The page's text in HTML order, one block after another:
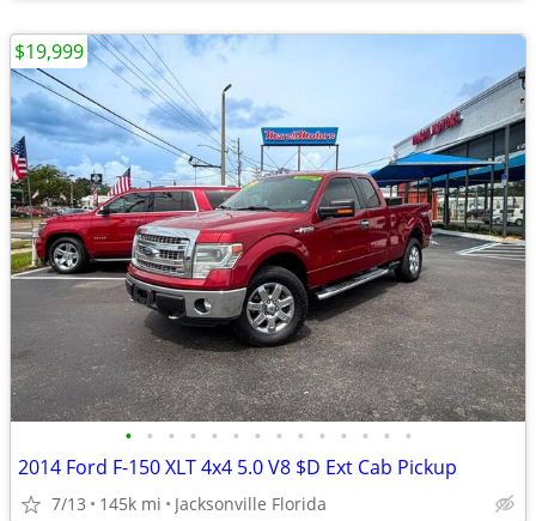
• • • • • • • • • • • • • •
2014 Ford F-150 XLT 4x4 5.0 V8 $D Ext Cab Pickup
7/13 145k mi Jacksonville Florida
$19,999